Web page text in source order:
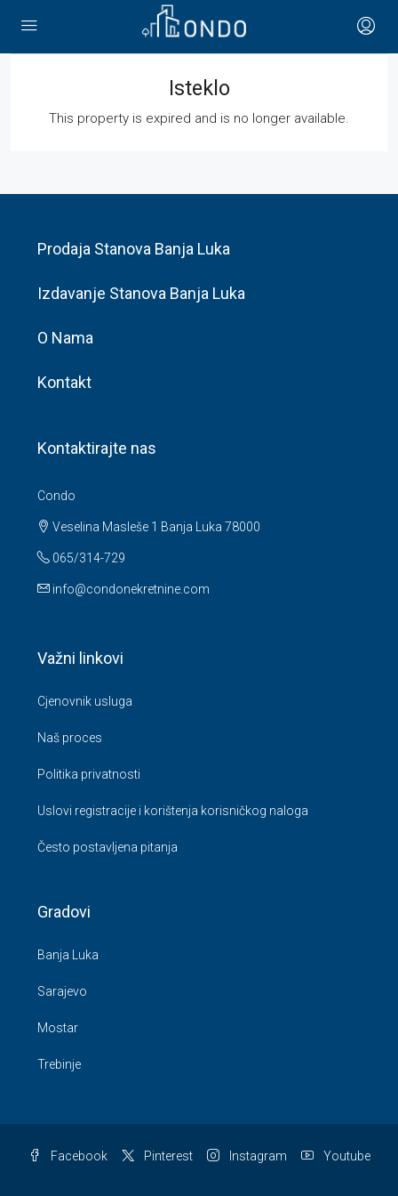
Isteklo
This property is expired and is no longer available.
Prodaja Stanova Banja Luka
Izdavanje Stanova Banja Luka
O Nama
Kontakt
Kontaktirajte nas
Condo
Veselina Masleše 1 Banja Luka 78000
065/314-729
info@condonekretnine.com
Važni linkovi
Cjenovnik usluga
Naš proces
Politika privatnosti
Uslovi registracije i korištenja korisničkog naloga
Često postavljena pitanja
Gradovi
Banja Luka
Sarajevo
Mostar
Trebinje
Facebook Pinterest Instagram Youtube